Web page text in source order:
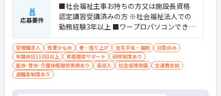
応募要件
■社会福祉主事お持ちの方又は施設長資格
認定講習受講済みの方 ※社会福祉法人での
勤務経験3年以上 ■ワープロパソコンできる
方
管理職求人 残業少なめ 寮・借り上げ 住宅手当・補助
日勤のみ
年間休日110日以上
資格取得サポート
研修制度あり
産休･育休･介護休暇取得実績あり
高収入 社会保険完備
交通費支給
退職金制度あり